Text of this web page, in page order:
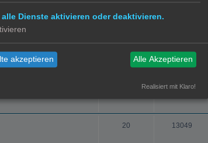
6964
20 13049
Dienste aktivieren oder deaktivieren.
akzeptieren Alle Akzeptieren
Realisiert mit Klaro!